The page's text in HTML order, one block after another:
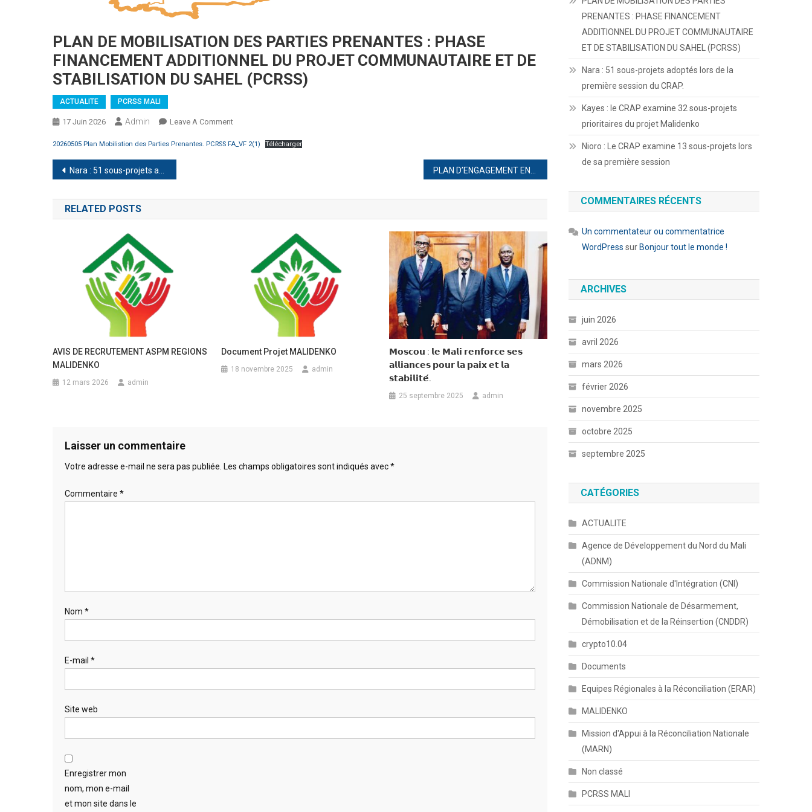
PLAN DE MOBILISATION DES PARTIES PRENANTES : PHASE
FINANCEMENT ADDITIONNEL DU PROJET COMMUNAUTAIRE ET DE
STABILISATION DU SAHEL (PCRSS)
ACTUALITE PCRSS MALI
17 Juin 2026 Admin Leave A CommentOn
DE
:
FINANCEMENT
ADDITIONNEL
PROJET
COMMUNAUTAIRE
DU
SAHEL
20260505 Plan Mobilistion des Parties Prenantes. PCRSS FA_VF 2(1) Télécharger
Navigation
de
l’article
Nara : 51 sous-projets adoptés lors de la première session du CRAP.
RELATED POSTS
AVIS DE RECRUTEMENT ASPM REGIONS
MALIDENKO
12 mars 2026 admin
Document Projet MALIDENKO
18 novembre 2025 admin
𝗠𝗼𝘀𝗰𝗼𝘂 : 𝗹𝗲 𝗠𝗮𝗹𝗶 𝗿𝗲𝗻𝗳𝗼𝗿𝗰𝗲 𝘀𝗲𝘀
𝗮𝗹𝗹𝗶𝗮𝗻𝗰𝗲𝘀 𝗽𝗼𝘂𝗿 𝗹𝗮 𝗽𝗮𝗶𝘅 𝗲𝘁 𝗹𝗮
𝘀𝘁𝗮𝗯𝗶𝗹𝗶𝘁𝗲́.
25 septembre 2025 admin
Laisser un commentaire
Votre adresse e-mail ne sera pas publiée. Les champs obligatoires sont indiqués avec*
Commentaire *
Nom *
E-mail *
Site web
Enregistrer mon
nom, mon e-mail
et mon site dans le
PRENANTES : PHASE FINANCEMENT
ADDITIONNEL DU PROJET COMMUNAUTAIRE
ET DE STABILISATION DU SAHEL (PCRSS)
Nara : 51 sous-projets adoptés lors de la
première session du CRAP.
Kayes : le CRAP examine 32 sous-projets
prioritaires du projet Malidenko
Nioro : Le CRAP examine 13 sous-projets lors
de sa première session
COMMENTAIRES RÉCENTS
Un commentateur ou commentatrice
WordPress sur Bonjour tout le monde !
ARCHIVES
juin 2026
avril 2026
mars 2026
février 2026
novembre 2025
octobre 2025
septembre 2025
CATÉGORIES
ACTUALITE
Agence de Développement du Nord du Mali
(ADNM)
Commission Nationale d'Intégration (CNI)
Commission Nationale de Désarmement,
Démobilisation et de la Réinsertion (CNDDR)
crypto10.04
Documents
Equipes Régionales à la Réconciliation (ERAR)
MALIDENKO
Mission d'Appui à la Réconciliation Nationale
(MARN)
Non classé
PCRSS MALI